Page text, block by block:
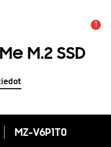
1
M.2 SSD
MZ-V6P1T0